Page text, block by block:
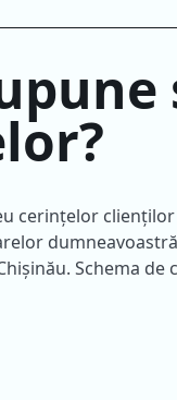
cerințelor
Schema